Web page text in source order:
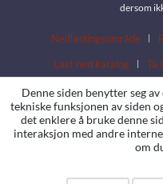
dersom
Nedlastingsområde
Last ned katalog
Ta
Denne siden benytter seg
tekniske funksjonen av siden
det enklere å bruke denne
interaksjon med andre
om